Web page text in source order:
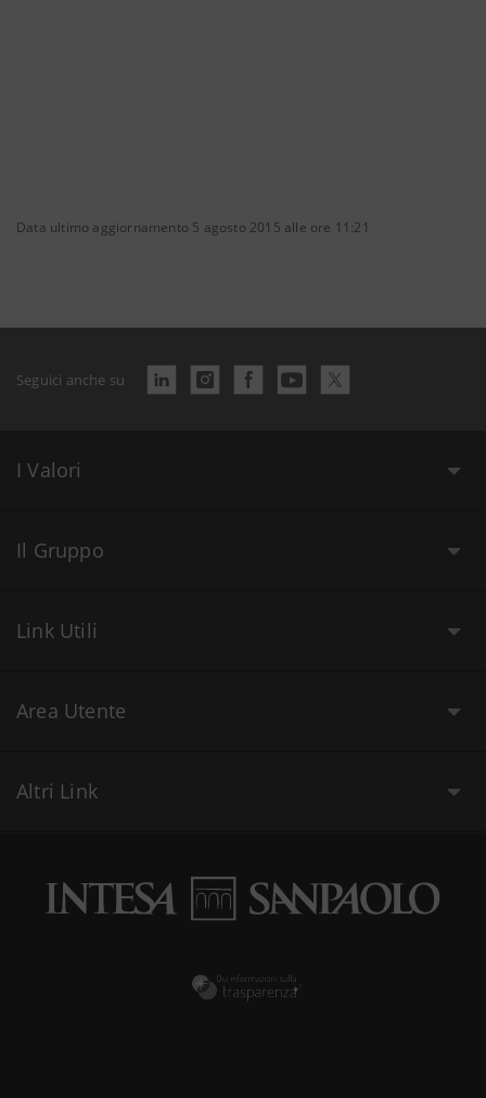
Data ultimo aggiornamento 5 agosto 2015 alle ore 11:21
Seguici anche su
I Valori
Il Gruppo
Link Utili
Area Utente
Altri Link